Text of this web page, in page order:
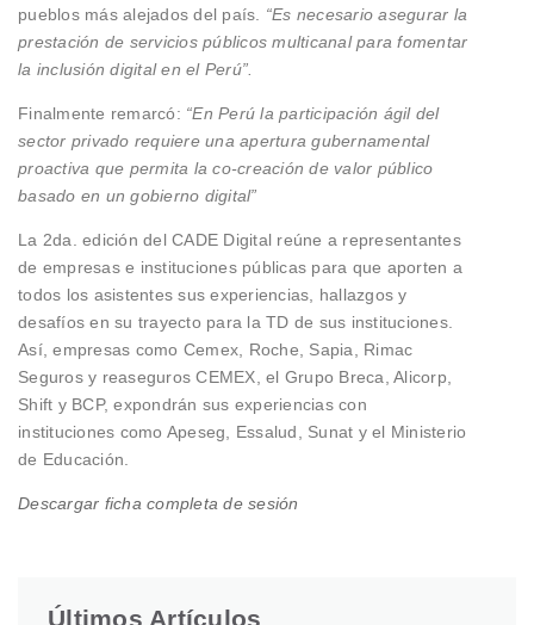
pueblos más alejados del país. “Es necesario asegurar la
prestación de servicios públicos multicanal para fomentar
la inclusión digital en el Perú”.
Finalmente remarcó: “En Perú la participación ágil del
sector privado requiere una apertura gubernamental
proactiva que permita la co-creación de valor público
basado en un gobierno digital”
La 2da. edición del CADE Digital reúne a representantes
de empresas e instituciones públicas para que aporten a
todos los asistentes sus experiencias, hallazgos y
desafíos en su trayecto para la TD de sus instituciones.
Así, empresas como Cemex, Roche, Sapia, Rimac
Seguros y reaseguros CEMEX, el Grupo Breca, Alicorp,
Shift y BCP, expondrán sus experiencias con
instituciones como Apeseg, Essalud, Sunat y el Ministerio
de Educación.
Descargar ficha completa de sesión
Últimos Artículos